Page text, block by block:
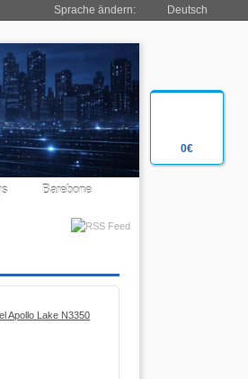
0€
Sprache ändern: Deutsch
Barebone
Apollo Lake N3350